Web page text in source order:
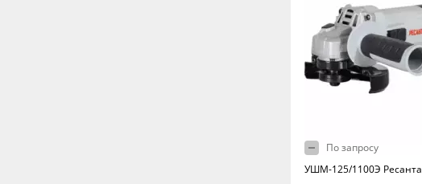
По запросу
УШМ-125/1100Э Ресанта